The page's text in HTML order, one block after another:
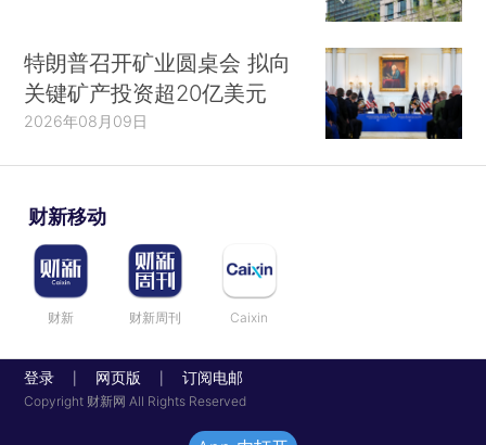
特朗普召开矿业圆桌会 拟向
关键矿产投资超20亿美元
2026年08月09日
财新移动
财新 财新周刊 Caixin
登录 网页版 订阅电邮
Copyright 财新网 All Rights Reserved